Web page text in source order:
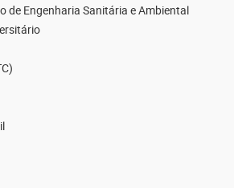
de Engenharia Sanitária e Ambiental